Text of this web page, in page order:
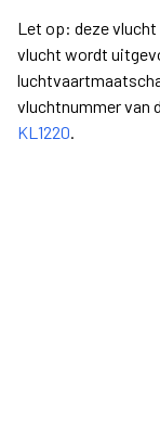
Let op: deze
vlucht wordt
vluchtnummer van
KL1220.